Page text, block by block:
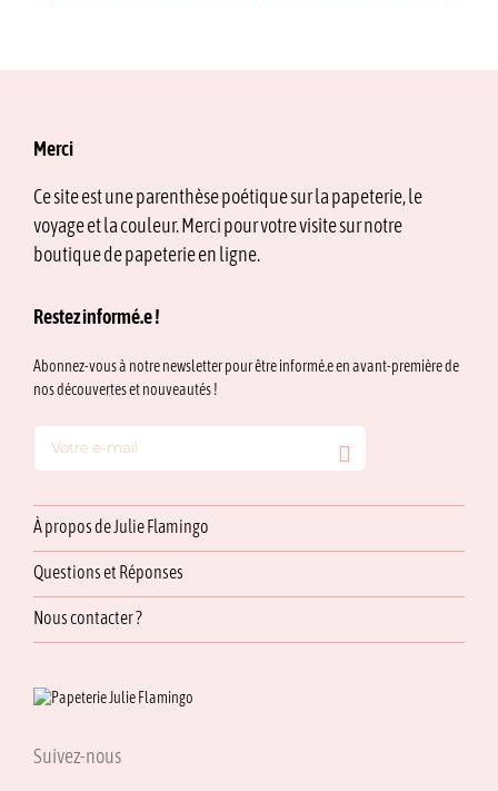
Merci
Ce site est une parenthèse poétique sur la papeterie, le
voyage et la couleur. Merci pour votre visite sur notre
boutique de papeterie en ligne.
Restez informé.e !
Abonnez-vous à notre newsletter pour être informé.e en avant-première de
nos découvertes et nouveautés !
À propos de Julie Flamingo
Questions et Réponses
Nous contacter ?
Suivez-nous